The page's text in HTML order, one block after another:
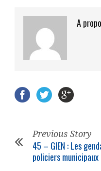
A
Previous Story
45 – GIEN : Les
policiers municipaux